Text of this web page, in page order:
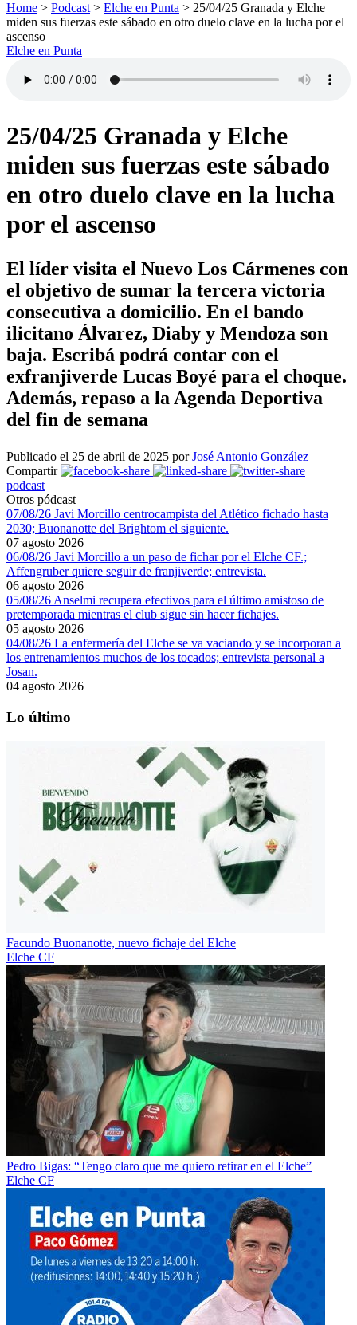
Home > Podcast > Elche en Punta > 25/04/25 Granada y Elche
miden sus fuerzas este sábado en otro duelo clave en la lucha por el
ascenso
Elche en Punta
25/04/25 Granada y Elche
miden sus fuerzas este sábado
en otro duelo clave en la lucha
por el ascenso
El líder visita el Nuevo Los Cármenes con
el objetivo de sumar la tercera victoria
consecutiva a domicilio. En el bando
ilicitano Álvarez, Diaby y Mendoza son
baja. Escribá podrá contar con el
exfranjiverde Lucas Boyé para el choque.
Además, repaso a la Agenda Deportiva
del fin de semana
Publicado el 25 de abril de 2025 porJosé Antonio González
Compartir
podcast
Otros pódcast
07/08/26 Javi Morcillo centrocampista del Atlético fichado hasta
2030; Buonanotte del Brightom el siguiente.
07 agosto 2026
06/08/26 Javi Morcillo a un paso de fichar por el Elche CF.;
Affengruber quiere seguir de franjiverde; entrevista.
06 agosto 2026
05/08/26 Anselmi recupera efectivos para el último amistoso de
pretemporada mientras el club sigue sin hacer fichajes.
05 agosto 2026
04/08/26 La enfermería del Elche se va vaciando y se incorporan a
los entrenamientos muchos de los tocados; entrevista personal a
Josan.
04 agosto 2026
Lo último
Facundo Buonanotte, nuevo fichaje del Elche
Elche CF
Pedro Bigas: “Tengo claro que me quiero retirar en el Elche”
Elche CF